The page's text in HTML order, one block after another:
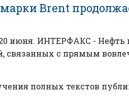
Brent
июня. ИНТЕРФАКС - Нефть
связанных с прямым
полных текстов